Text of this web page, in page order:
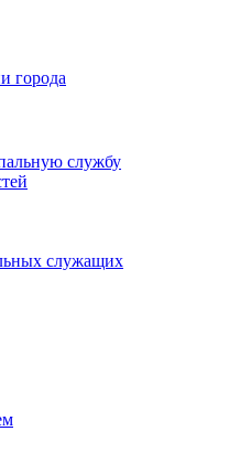
города
службу
служащих